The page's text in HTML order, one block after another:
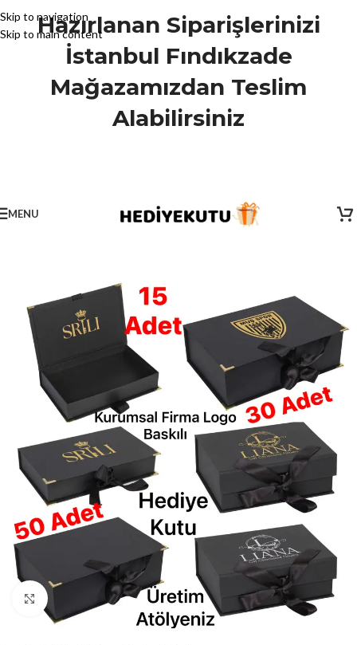
Skip to navigation
Skip to main content
Hazırlanan Siparişlerinizi
İstanbul Fındıkzade
Mağazamızdan Teslim
Alabilirsiniz
MENU
Click to enlarge